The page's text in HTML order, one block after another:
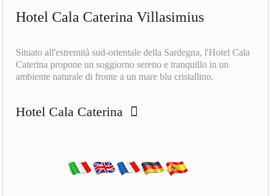
Hotel Cala Caterina Villasimius
Situato all'estremità sud-orientale della Sardegna, l'Hotel Cala
Caterina propone un soggiorno sereno e tranquillo in un
ambiente naturale di fronte a un mare blu cristallino.
Hotel Cala Caterina